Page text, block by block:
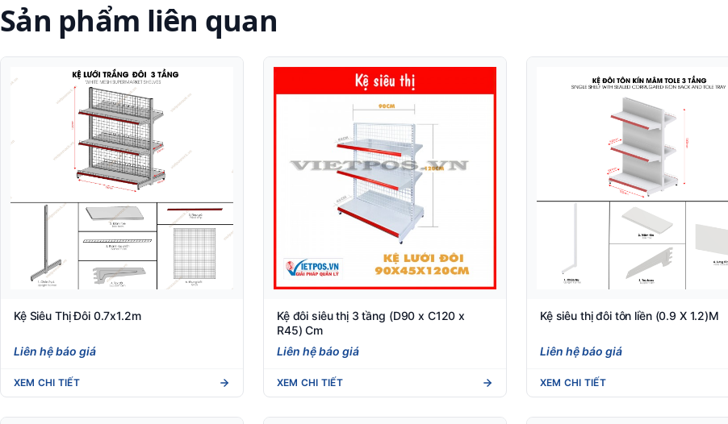
Sản phẩm liên quan
Kệ Siêu Thị Đôi 0.7x1.2m
Liên hệ báo giá
XEM CHI TIẾT
Kệ đôi siêu thị 3 tầng (D90 x C120 x
R45) Cm
Liên hệ báo giá
XEM CHI TIẾT
Kệ siêu thị đôi tôn liền (0.9 X 1.2)M
Liên hệ báo giá
XEM CHI TIẾT